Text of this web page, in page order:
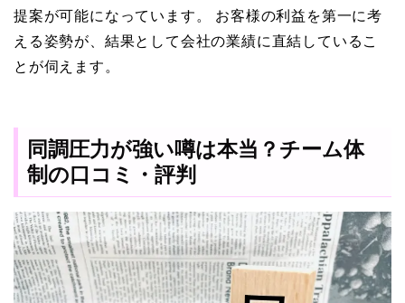
提案が可能になっています。 お客様の利益を第一に考
える姿勢が、結果として会社の業績に直結しているこ
とが伺えます。
同調圧力が強い噂は本当？チーム体
制の口コミ・評判